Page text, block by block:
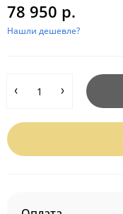
78 950 р.
Нашли дешевле?